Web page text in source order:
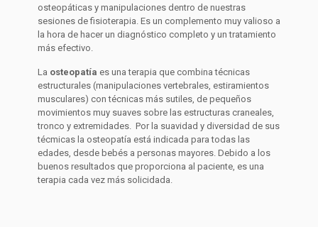
osteopáticas y manipulaciones dentro de nuestras
sesiones de fisioterapia. Es un complemento muy valioso a
la hora de hacer un diagnóstico completo y un tratamiento
más efectivo.
La osteopatía es una terapia que combina técnicas
estructurales (manipulaciones vertebrales, estiramientos
musculares) con técnicas más sutiles, de pequeños
movimientos muy suaves sobre las estructuras craneales,
tronco y extremidades. Por la suavidad y diversidad de sus
técmicas la osteopatía está indicada para todas las
edades, desde bebés a personas mayores. Debido a los
buenos resultados que proporciona al paciente, es una
terapia cada vez más solicidada.